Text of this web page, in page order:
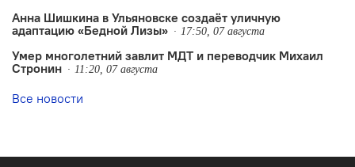
Анна Шишкина в Ульяновске создаëт уличную
адаптацию «Бедной Лизы»
17:50, 07 августа
Умер многолетний завлит МДТ и переводчик Михаил
Стронин
11:20, 07 августа
Все новости